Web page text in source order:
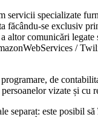
servicii specializate
făcându-se exclusiv
altor comunicări
/
de
vizate și cu
separat: este posibil